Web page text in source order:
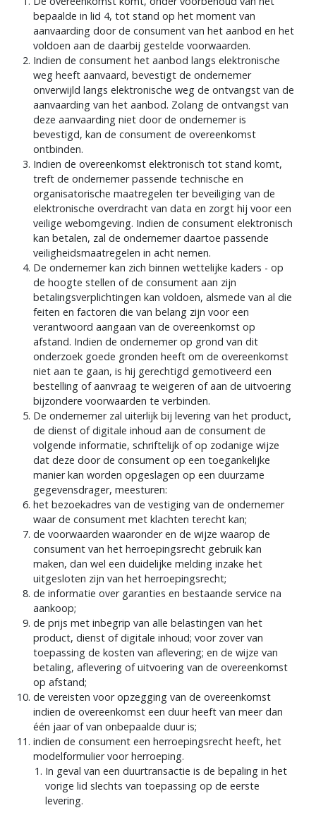
De overeenkomst komt, onder voorbehoud van het
bepaalde in lid 4, tot stand op het moment van
aanvaarding door de consument van het aanbod en het
voldoen aan de daarbij gestelde voorwaarden.
Indien de consument het aanbod langs elektronische
weg heeft aanvaard, bevestigt de ondernemer
onverwijld langs elektronische weg de ontvangst van de
aanvaarding van het aanbod. Zolang de ontvangst van
deze aanvaarding niet door de ondernemer is
bevestigd, kan de consument de overeenkomst
ontbinden.
Indien de overeenkomst elektronisch tot stand komt,
treft de ondernemer passende technische en
organisatorische maatregelen ter beveiliging van de
elektronische overdracht van data en zorgt hij voor een
veilige webomgeving. Indien de consument elektronisch
kan betalen, zal de ondernemer daartoe passende
veiligheidsmaatregelen in acht nemen.
De ondernemer kan zich binnen wettelijke kaders - op
de hoogte stellen of de consument aan zijn
betalingsverplichtingen kan voldoen, alsmede van al die
feiten en factoren die van belang zijn voor een
verantwoord aangaan van de overeenkomst op
afstand. Indien de ondernemer op grond van dit
onderzoek goede gronden heeft om de overeenkomst
niet aan te gaan, is hij gerechtigd gemotiveerd een
bestelling of aanvraag te weigeren of aan de uitvoering
bijzondere voorwaarden te verbinden.
De ondernemer zal uiterlijk bij levering van het product,
de dienst of digitale inhoud aan de consument de
volgende informatie, schriftelijk of op zodanige wijze
dat deze door de consument op een toegankelijke
manier kan worden opgeslagen op een duurzame
gegevensdrager, meesturen:
het bezoekadres van de vestiging van de ondernemer
waar de consument met klachten terecht kan;
de voorwaarden waaronder en de wijze waarop de
consument van het herroepingsrecht gebruik kan
maken, dan wel een duidelijke melding inzake het
uitgesloten zijn van het herroepingsrecht;
de informatie over garanties en bestaande service na
aankoop;
de prijs met inbegrip van alle belastingen van het
product, dienst of digitale inhoud; voor zover van
toepassing de kosten van aflevering; en de wijze van
betaling, aflevering of uitvoering van de overeenkomst
op afstand;
de vereisten voor opzegging van de overeenkomst
indien de overeenkomst een duur heeft van meer dan
één jaar of van onbepaalde duur is;
indien de consument een herroepingsrecht heeft, het
modelformulier voor herroeping.
In geval van een duurtransactie is de bepaling in het
vorige lid slechts van toepassing op de eerste
levering.